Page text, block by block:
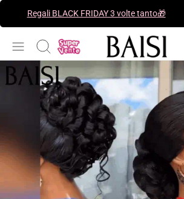
Regali BLACK FRIDAY 3 volte tanto🎁
Cerca